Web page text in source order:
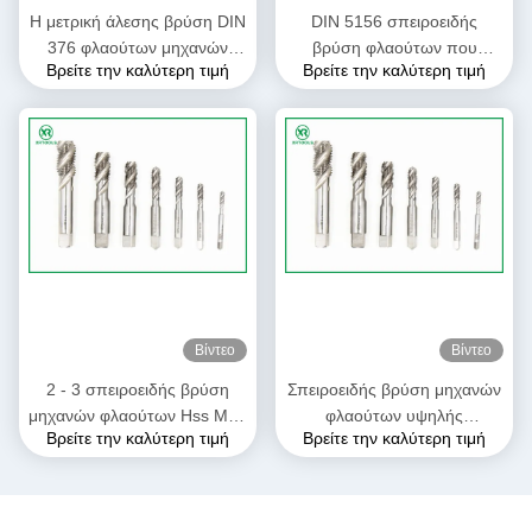
Η μετρική άλεσης βρύση DIN
376 φλαούτων μηχανών
σπειροειδής με το λευκό
Βρείτε την καλύτερη τιμή
DIN 5156 σπειροειδής
βρύση φλαούτων που
αλέθεται πλήρως για την
σωλήνων Whitworth
Βρείτε την καλύτερη τιμή
Βίντεο
2 - 3 σπειροειδής βρύση
μηχανών φλαούτων Hss M35
πισσών, δεξιά
Βρείτε την καλύτερη τιμή
Βίντεο
Σπειροειδής βρύση μηχανών
φλαούτων υψηλής
ταχύτητας, τυφλές τέμνουσες
Βρείτε την καλύτερη τιμή